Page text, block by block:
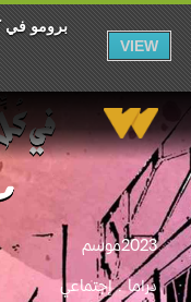
برومو في
VIEW
2023موسم
دراما إجتماعي